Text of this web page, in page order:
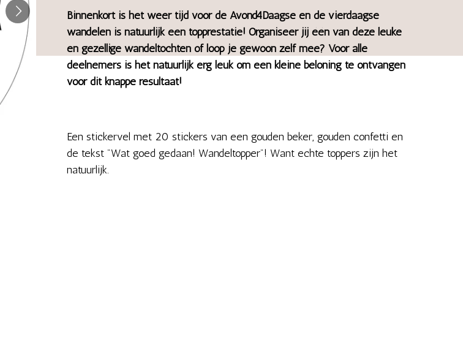
Binnenkort is het weer tijd voor de Avond4Daagse en de vierdaagse
wandelen is natuurlijk een topprestatie! Organiseer jij één van deze leuke
en gezellige wandeltochten of loop je gewoon zelf mee? Voor alle
deelnemers is het natuurlijk erg leuk om een kleine beloning te ontvangen
voor dit knappe resultaat!
Een stickervel met 20 stickers van een gouden beker, gouden confetti en
de tekst "Wat goed gedaan! Wandeltopper"! Want echte toppers zijn het
natuurlijk.